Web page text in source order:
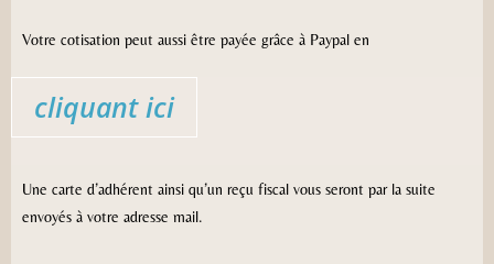
Votre cotisation peut aussi être payée grâce à Paypal en
Une carte d’adhérent ainsi qu’un reçu fiscal vous seront par la suite
envoyés à votre adresse mail.